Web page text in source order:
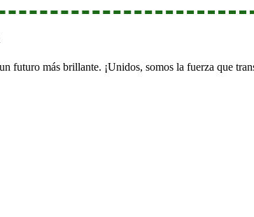
futuro más brillante. ¡Unidos, somos la fuerza que